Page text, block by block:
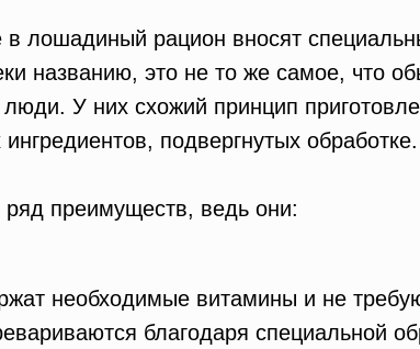
в лошадиный рацион вносят
названию, это не то же самое, что
У них схожий принцип
ингредиентов, подвергнутых обработке.
преимуществ, ведь они:
необходимые витамины и не
благодаря специальной